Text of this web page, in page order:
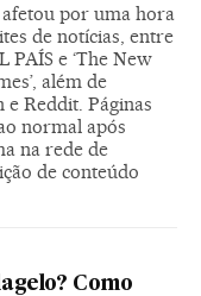
por uma hora
de notícias, entre
PAÍS e ‘The New
além de
e Reddit. Páginas
normal após
na rede de
de conteúdo
Como